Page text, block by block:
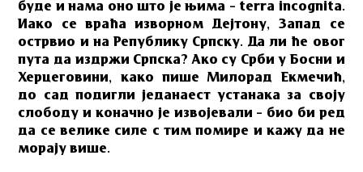
буде и нама оно што је њима – terra incognita.
Иако се враћа изворном Дејтону, Запад се
острвио и на Републику Српску. Да ли ће овог
пута да издржи Српска? Ако су Срби у Босни и
Херцеговини, како пише Милорад Екмечић,
до сад подигли једанаест устанака за своју
слободу и коначно је извојевали – био би ред
да се велике силе с тим помире и кажу да не
морају више.